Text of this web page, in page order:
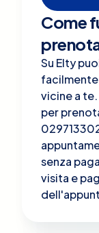
Come
Su Elty
vicine a
per
senza
visita e